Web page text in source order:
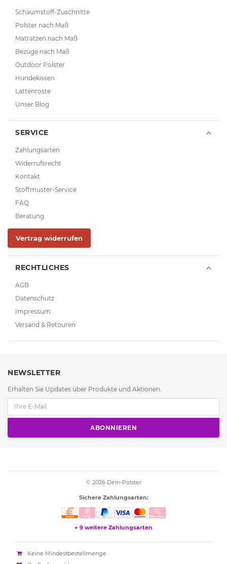
Schaumstoff-Zuschnitte
Polster nach Maß
Matratzen nach Maß
Bezüge nach Maß
Outdoor Polster
Hundekissen
Lattenroste
Unser Blog
SERVICE
Zahlungsarten
Widerrufsrecht
Kontakt
Stoffmuster-Service
FAQ
Beratung
Vertrag widerrufen
RECHTLICHES
AGB
Datenschutz
Impressum
Versand & Retouren
NEWSLETTER
Erhalten Sie Updates über Produkte und Aktionen.
ABONNIEREN
© 2026 Dein-Polster
Sichere Zahlungsarten:
+ 9 weitere Zahlungsarten
Keine Mindestbestellmenge